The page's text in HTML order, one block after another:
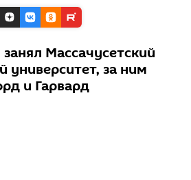
Массачусетский
университет, за ним
и Гарвард